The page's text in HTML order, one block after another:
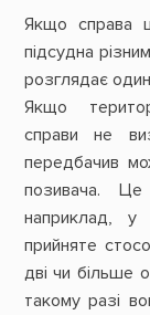
Якщо справа
підсудна
розглядає
Якщо
справи не
передбачив
позивача.
наприклад, у
прийняте
дві чи більше
такому разі